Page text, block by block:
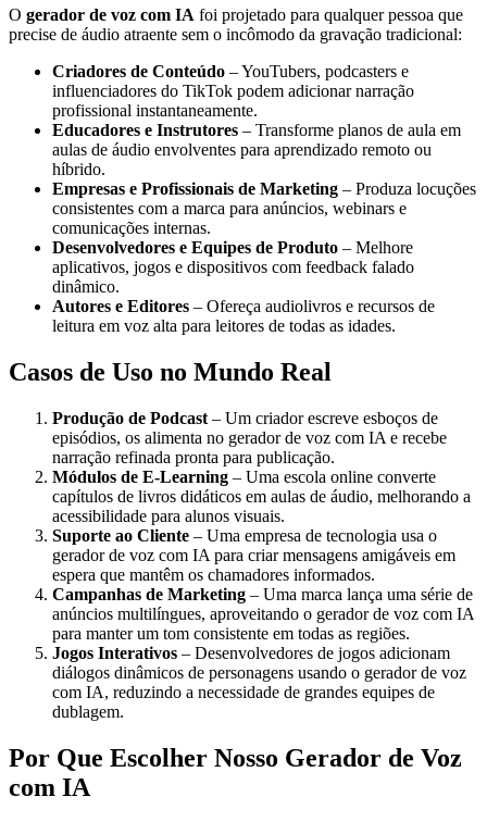
O gerador de voz com IA foi projetado para qualquer pessoa que
precise de áudio atraente sem o incômodo da gravação tradicional:
Criadores de Conteúdo – YouTubers, podcasters e
influenciadores do TikTok podem adicionar narração
profissional instantaneamente.
Educadores e Instrutores – Transforme planos de aula em
aulas de áudio envolventes para aprendizado remoto ou
híbrido.
Empresas e Profissionais de Marketing – Produza locuções
consistentes com a marca para anúncios, webinars e
comunicações internas.
Desenvolvedores e Equipes de Produto – Melhore
aplicativos, jogos e dispositivos com feedback falado
dinâmico.
Autores e Editores – Ofereça audiolivros e recursos de
leitura em voz alta para leitores de todas as idades.
Casos de Uso no Mundo Real
Produção de Podcast – Um criador escreve esboços de
episódios, os alimenta no gerador de voz com IA e recebe
narração refinada pronta para publicação.
Módulos de E‑Learning – Uma escola online converte
capítulos de livros didáticos em aulas de áudio, melhorando a
acessibilidade para alunos visuais.
Suporte ao Cliente – Uma empresa de tecnologia usa o
gerador de voz com IA para criar mensagens amigáveis em
espera que mantêm os chamadores informados.
Campanhas de Marketing – Uma marca lança uma série de
anúncios multilíngues, aproveitando o gerador de voz com IA
para manter um tom consistente em todas as regiões.
Jogos Interativos – Desenvolvedores de jogos adicionam
diálogos dinâmicos de personagens usando o gerador de voz
com IA, reduzindo a necessidade de grandes equipes de
dublagem.
Por Que Escolher Nosso Gerador de Voz
com IA